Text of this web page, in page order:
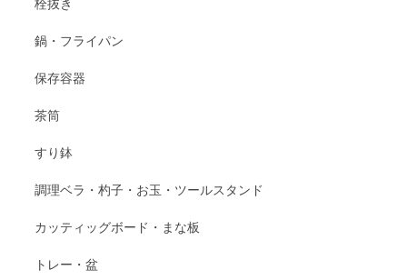
栓抜き
鍋・フライパン
保存容器
茶筒
すり鉢
調理ベラ・杓子・お玉・ツールスタンド
カッティッグボード・まな板
トレー・盆